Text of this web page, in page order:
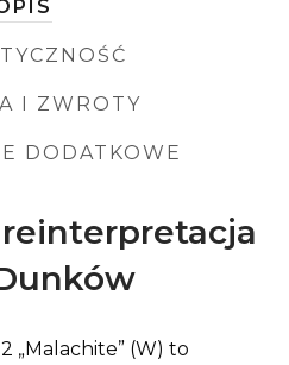
I ZWROTY
DODATKOWE
„Malachite” (W) to